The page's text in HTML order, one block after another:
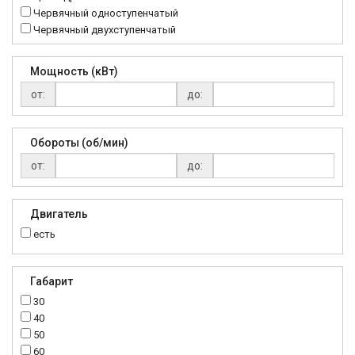
Червячный одноступенчатый
Червячный двухступенчатый
Мощность (кВт)
от:
до:
Обороты (об/мин)
от:
до:
Двигатель
есть
Габарит
30
40
50
60